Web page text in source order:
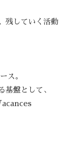
残していく活動
ス。
基盤として、